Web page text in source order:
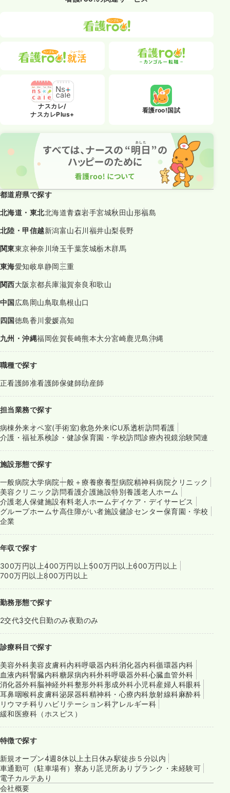
ナスカレ/
ナスカレPlus+
看護roo!国試
都道府県で探す
北海道・東北北海道青森岩手宮城秋田山形福島
北陸・甲信越新潟富山石川福井山梨長野
関東東京神奈川埼玉千葉茨城栃木群馬
東海愛知岐阜静岡三重
関西大阪京都兵庫滋賀奈良和歌山
中国広島岡山鳥取島根山口
四国徳島香川愛媛高知
九州・沖縄福岡佐賀長崎熊本大分宮崎鹿児島沖縄
職種で探す
正看護師准看護師保健師助産師
担当業務で探す
病棟外来オペ室(手術室)救急外来ICU系透析訪問看護
介護・福祉系検診・健診保育園・学校訪問診療内視鏡治験関連
施設形態で探す
一般病院大学病院一般＋療養療養型病院精神科病院クリニック
美容クリニック訪問看護介護施設特別養護老人ホーム
介護老人保健施設有料老人ホームデイケア・デイサービス
グループホームサ高住障がい者施設健診センター保育園・学校
企業
年収で探す
300万円以上400万円以上 500万円以上600万円以上
700万円以上800万円以上
勤務形態で探す
2交代3交代日勤のみ夜勤のみ
診療科目で探す
美容外科美容皮膚科内科呼吸器内科消化器内科循環器内科
血液内科腎臓内科糖尿病内科外科呼吸器外科心臓血管外科
消化器外科脳神経外科整形外科形成外科小児科産婦人科眼科
耳鼻咽喉科皮膚科泌尿器科精神科・心療内科放射線科麻酔科
リウマチ科リハビリテーション科アレルギー科
緩和医療科（ホスピス）
特徴で探す
新規オープン4週8休以上 土日休み駅徒歩５分以内
車通勤可（駐車場有） 寮あり託児所あり ブランク・未経験可
電子カルテあり
会社概要